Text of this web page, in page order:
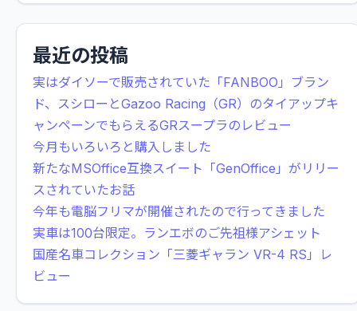
最近の投稿
実はダイソーで販売されていた「FANBOO」ブラン
ド、スシローとGazoo Racing（GR）のタイアップキ
ャンペーンでもらえるGRスープラのレビュー
今月もいろいろと購入しました
新たなMSOffice互換スイート「GenOffice」がリリー
スされていたお話
今年も電脳フリマが開催されたので行ってきました
実車は100台限定。ランエボのご先祖様アシェット
国産名車コレクション「三菱ギャラン VR-4 RS」レ
ビュー